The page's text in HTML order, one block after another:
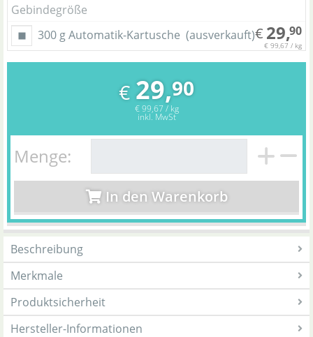
Gebindegröße
300 g Automatik-Kartusche (ausverkauft)€ 29,90
€ 99,67 / kg
€ 29,90
€ 99,67 / kg
inkl. MwSt
Menge:
In den Warenkorb
Beschreibung
Merkmale
Produktsicherheit
Hersteller-Informationen